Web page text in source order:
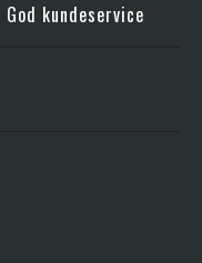
God kundeservice